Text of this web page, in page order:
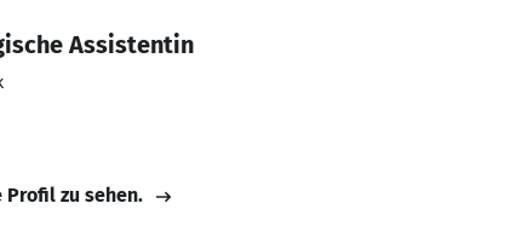
Assistentin
Profil zu sehen.